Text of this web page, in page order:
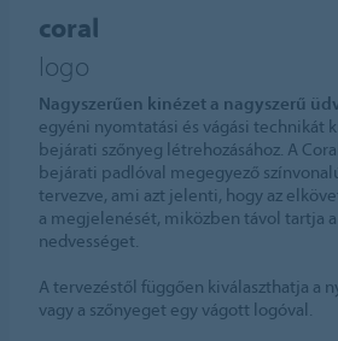
coral
logo
Nagyszerűen kinézet a nagyszerű
egyéni nyomtatási és vágási technikát
bejárati szőnyeg létrehozásához. A
bejárati padlóval megegyező
tervezve, ami azt jelenti, hogy az
a megjelenését, miközben távol tartja
nedvességet.
A tervezéstől függően kiválaszthatja a
vagy a szőnyeget egy vágott logóval.